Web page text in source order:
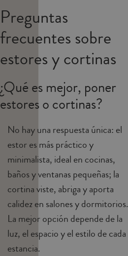
Preguntas
frecuentes sobre
estores y cortinas
¿Qué es mejor, poner
estores o cortinas?
No hay una respuesta única: el
estor es más práctico y
minimalista, ideal en cocinas,
baños y ventanas pequeñas; la
cortina viste, abriga y aporta
calidez en salones y dormitorios.
La mejor opción depende de la
luz, el espacio y el estilo de cada
estancia.